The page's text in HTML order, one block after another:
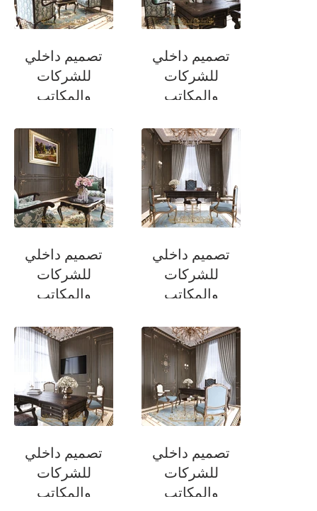
تصميم داخلي
للشركات
والمكاتب
تصميم داخلي
للشركات
والمكاتب
تصميم داخلي
للشركات
والمكاتب
تصميم داخلي
للشركات
والمكاتب
تصميم داخلي
للشركات
والمكاتب
تصميم داخلي
للشركات
والمكاتب